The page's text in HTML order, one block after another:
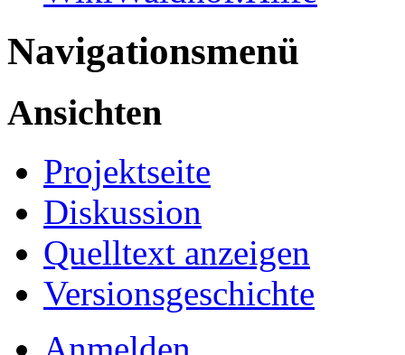
Navigationsmenü
Ansichten
Projektseite
Diskussion
Quelltext anzeigen
Versionsgeschichte